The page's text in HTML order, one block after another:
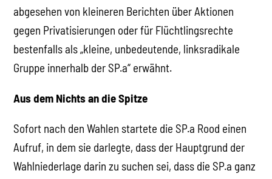
abgesehen von kleineren Berichten über Aktionen
gegen Privatisierungen oder für Flüchtlingsrechte
bestenfalls als „kleine, unbedeutende, linksradikale
Gruppe innerhalb der SP.a“ erwähnt.
Aus dem Nichts an die Spitze
Sofort nach den Wahlen startete die SP.a Rood einen
Aufruf, in dem sie darlegte, dass der Hauptgrund der
Wahlniederlage darin zu suchen sei, dass die SP.a ganz